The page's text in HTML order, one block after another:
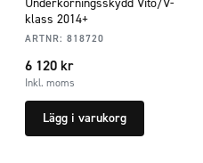
klass 2014+
ARTNR: 818720
6 120 kr
Inkl. moms
Lägg i varukorg